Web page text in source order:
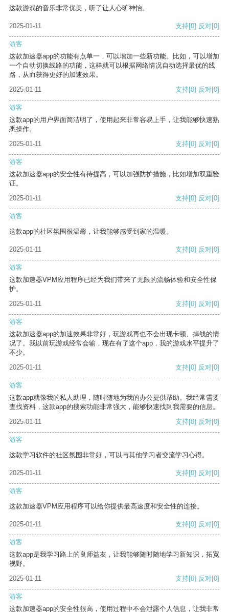
这款游戏的音乐非常优美，听了让人心旷神怡。
2025-01-11 支持[0] 反对[0]
游客
这款加速器app的功能有点单一，可以增加一些新功能。比如，可以增加
一个自动切换线路的功能，这样就可以根据网络情况自动选择最优的线
路，从而获得更好的加速效果。
2025-01-11
支持[0] 反对[0]
游客
这款app的用户界面简洁明了，使用起来非常容易上手，让我能够快速熟
悉操作。
2025-01-11
支持[0] 反对[0]
游客
这款加速器app的安全性有待提高，可以加强防护措施，比如增加双重验
证。
2025-01-11
支持[0] 反对[0]
游客
这款app的社区氛围很温馨，让我能够感受到家的温暖。
2025-01-11 支持[0] 反对[0]
游客
这款加速器VPM应用程序已经为我们带来了无限的流畅体验和安全性保
护。
2025-01-11
支持[0] 反对[0]
游客
这款加速器app的加速效果非常好，玩游戏再也不会出现卡顿、掉线的情
况了。我以前玩游戏经常会输，现在有了这个app，我的游戏水平提升了
不少。
2025-01-11
支持[0] 反对[0]
游客
这款app就像我的私人助理，随时随地为我的办公提供帮助。我经常需要
查找资料，这款app的搜索功能非常强大，能够快速找到我需要的信息。
2025-01-11
支持[0] 反对[0]
游客
这款学习软件的社区氛围非常好，可以与其他学习者交流学习心得。
2025-01-11 支持[0] 反对[0]
游客
这款加速器VPM应用程序可以给你提供最高速度和安全性的连接。
2025-01-11 支持[0] 反对[0]
游客
这款app是我学习路上的良师益友，让我能够随时随地学习新知识，拓宽
视野。
2025-01-11
支持[0] 反对[0]
游客
这款加速器app的安全性很高，使用过程中不会泄露个人信息，让我非常